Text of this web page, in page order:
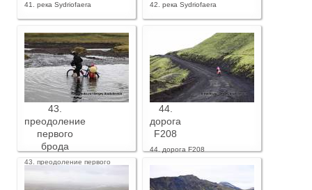
41. река Sydriofaera 42. река Sydriofaera
43.
преодоление
первого
брода
43. преодоление первого
44.
дорога
F208
44. дорога F208